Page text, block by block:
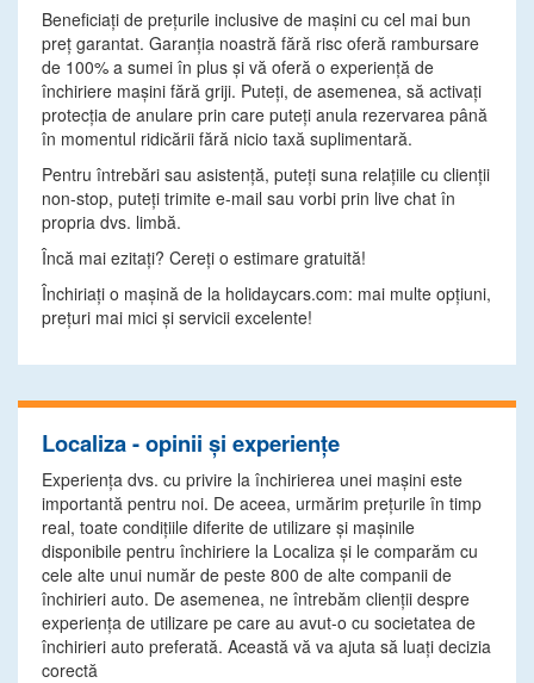
Beneficiaţi de preţurile inclusive de maşini cu cel mai bun
preţ garantat. Garanţia noastră fără risc oferă rambursare
de 100% a sumei în plus şi vă oferă o experienţă de
închiriere maşini fără griji. Puteţi, de asemenea, să activaţi
protecţia de anulare prin care puteţi anula rezervarea până
în momentul ridicării fără nicio taxă suplimentară.
Pentru întrebări sau asistenţă, puteţi suna relaţiile cu clienţii
non-stop, puteţi trimite e-mail sau vorbi prin live chat în
propria dvs. limbă.
Încă mai ezitaţi? Cereţi o estimare gratuită!
Închiriaţi o maşină de la holidaycars.com: mai multe opţiuni,
preţuri mai mici şi servicii excelente!
Localiza - opinii și experiențe
Experiența dvs. cu privire la închirierea unei mașini este
importantă pentru noi. De aceea, urmărim prețurile în timp
real, toate condițiile diferite de utilizare și mașinile
disponibile pentru închiriere la Localiza și le comparăm cu
cele alte unui număr de peste 800 de alte companii de
închirieri auto. De asemenea, ne întrebăm clienții despre
experiența de utilizare pe care au avut-o cu societatea de
închirieri auto preferată. Această vă va ajuta să luați decizia
corectă